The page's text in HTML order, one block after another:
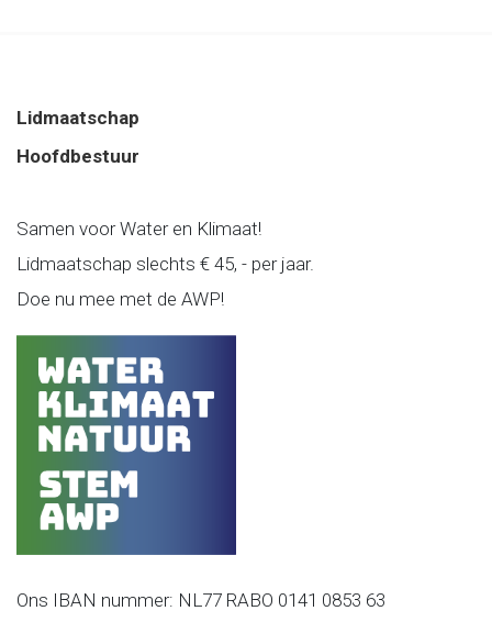
Lidmaatschap
Hoofdbestuur
Samen voor Water en Klimaat!
Lidmaatschap slechts € 45, - per jaar.
Doe nu mee met de AWP!
Ons IBAN nummer: NL77 RABO 0141 0853 63